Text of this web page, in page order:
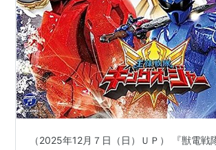
（2025年12月７日（日）ＵＰ） 『獣電戦